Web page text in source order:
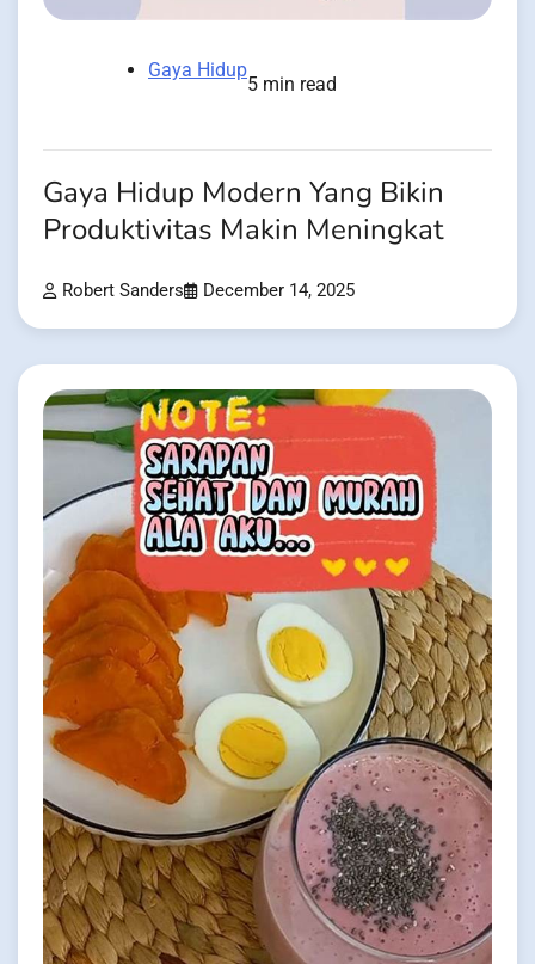
Gaya Hidup
5 min read
Gaya Hidup Modern Yang Bikin
Produktivitas Makin Meningkat
Robert Sanders December 14, 2025